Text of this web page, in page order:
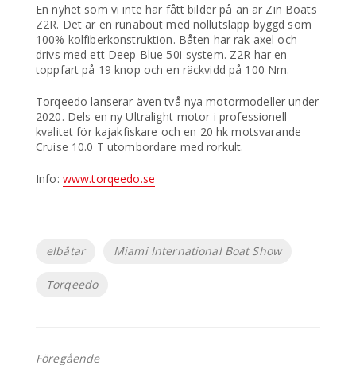
En nyhet som vi inte har fått bilder på än är Zin Boats
Z2R. Det är en runabout med nollutsläpp byggd som
100% kolfiberkonstruktion. Båten har rak axel och
drivs med ett Deep Blue 50i-system. Z2R har en
toppfart på 19 knop och en räckvidd på 100 Nm.
Torqeedo lanserar även två nya motormodeller under
2020. Dels en ny Ultralight-motor i professionell
kvalitet för kajakfiskare och en 20 hk motsvarande
Cruise 10.0 T utombordare med rorkult.
Info: www.torqeedo.se
Etiketter
elbåtar Miami International Boat Show
Torqeedo
Föregående